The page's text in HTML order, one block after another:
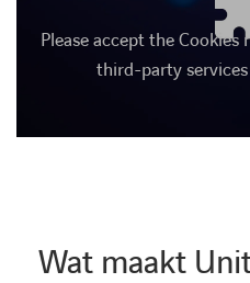
Please accept the
third-party
Wat maakt